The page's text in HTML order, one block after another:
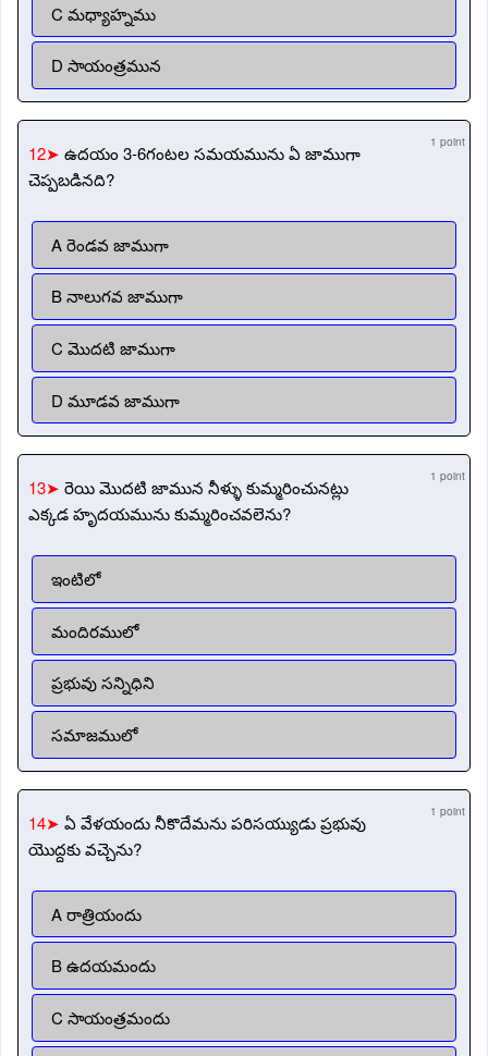
C మధ్యాహ్నము
D సాయంత్రమున
12➤ ఉదయం 3-6గంటల సమయమును ఏ జాముగా
చెప్పబడినది?
1 point
A రెండవ జాముగా
B నాలుగవ జాముగా
C మొదటి జాముగా
D మూడవ జాముగా
13➤ రెయి మొదటి జామున నీళ్ళు కుమ్మరించునట్లు
ఎక్కడ హృదయమును కుమ్మరించవలెను?
1 point
ఇంటిలో
మందిరములో
ప్రభువు సన్నిధిని
సమాజములో
14➤ ఏ వేళయందు నీకొదేమను పరిసయ్యుడు ప్రభువు
యొద్దకు వచ్చెను?
1 point
A రాత్రియందు
B ఉదయమందు
C సాయంత్రమందు